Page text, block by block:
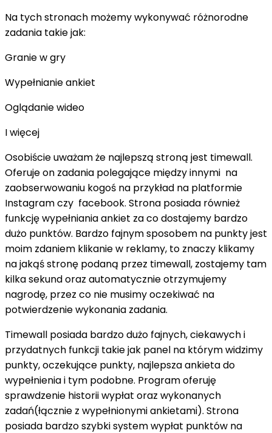
Na tych stronach możemy wykonywać różnorodne
zadania takie jak:
Granie w gry
Wypełnianie ankiet
Oglądanie wideo
I więcej
Osobiście uważam że najlepszą stroną jest timewall.
Oferuje on zadania polegające między innymi na
zaobserwowaniu kogoś na przykład na platformie
Instagram czy facebook. Strona posiada również
funkcję wypełniania ankiet za co dostajemy bardzo
dużo punktów. Bardzo fajnym sposobem na punkty jest
moim zdaniem klikanie w reklamy, to znaczy klikamy
na jakąś stronę podaną przez timewall, zostajemy tam
kilka sekund oraz automatycznie otrzymujemy
nagrodę, przez co nie musimy oczekiwać na
potwierdzenie wykonania zadania.
Timewall posiada bardzo dużo fajnych, ciekawych i
przydatnych funkcji takie jak panel na którym widzimy
punkty, oczekujące punkty, najlepsza ankieta do
wypełnienia i tym podobne. Program oferuję
sprawdzenie historii wypłat oraz wykonanych
zadań(łącznie z wypełnionymi ankietami). Strona
posiada bardzo szybki system wypłat punktów na